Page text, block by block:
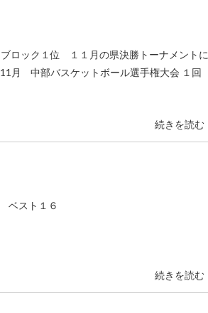
ック１位 １１月の県決勝トーナメントに
月 中部バスケットボール選手権大会 １回
続きを読む
ベスト１６
続きを読む